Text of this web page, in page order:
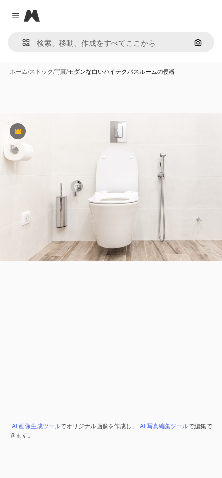
Close menu
Magnific
画像で
ホーム/ストック/写真/モダンな白いハイテクバスルームの便器
Premium
AI 画像生成ツールでオリジナル画像を作成し、 AI 写真編集ツールで編集で
きます。